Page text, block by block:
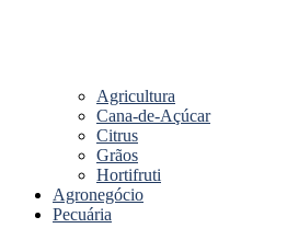
Agricultura
Cana-de-Açúcar
Citrus
Grãos
Hortifruti
Agronegócio
Pecuária